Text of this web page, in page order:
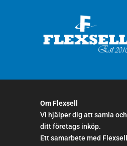
Om Flexsell
Vi hjälper dig att samla
ditt företags inköp.
Ett samarbete med